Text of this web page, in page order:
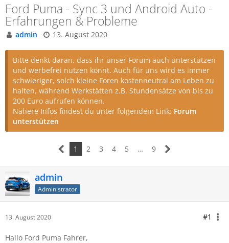
Ford Puma - Sync 3 und Android Auto -
Erfahrungen & Probleme
admin 13. August 2020
Bitte denkt daran, dass ihr unser Forum auch unterstützen
und werbefrei nutzen könnt. Auch für uns wird es immer
schwieriger, solch kleine Foren kostenneutral am Leben zu
halten, während Werkstätten z.B. Stundensätze von bis zu
200 Euro aufrufen können.
Nähere Infos findest du unter folgendem Link: Forum
unterstützen
1 2 3 4 5 … 9
admin
Administrator
13. August 2020 #1
Hallo Ford Puma Fahrer,